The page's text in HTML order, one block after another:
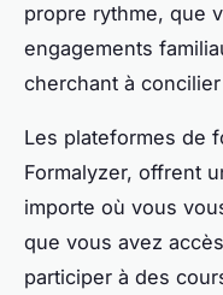
propre rythme, que
engagements
cherchant à
Les plateformes de
Formalyzer, offrent
importe où vous
que vous avez
participer à des